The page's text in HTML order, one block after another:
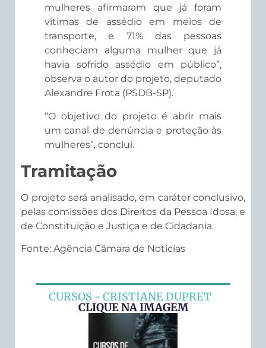
mulheres afirmaram que já foram
vítimas de assédio em meios de
transporte, e 71% das pessoas
conheciam alguma mulher que já
havia sofrido assédio em público”,
observa o autor do projeto, deputado
Alexandre Frota (PSDB-SP).
“O objetivo do projeto é abrir mais
um canal de denúncia e proteção às
mulheres”, conclui.
Tramitação
O projeto será analisado, em caráter conclusivo,
pelas comissões dos Direitos da Pessoa Idosa; e
de Constituição e Justiça e de Cidadania.
Fonte: Agência Câmara de Notícias
CURSOS - CRISTIANE DUPRET
CLIQUE NA IMAGEM